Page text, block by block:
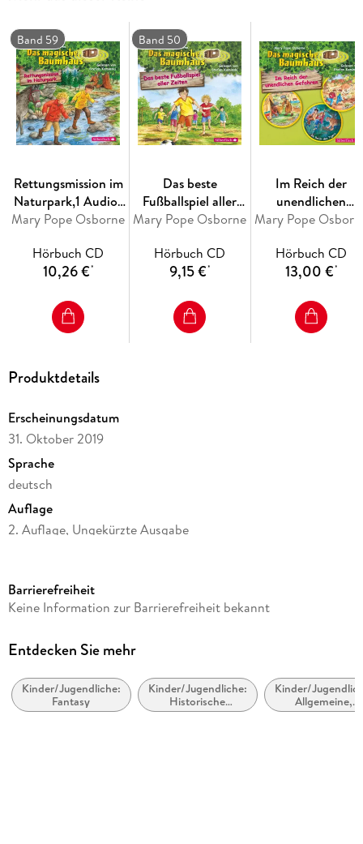
Band 59
Rettungsmission im
Naturpark,1 Audio-
CD
Mary Pope Osborne
Hörbuch CD
10,26 €*
Band 50
Das beste
Fußballspiel aller
Zeiten,1 Audio-CD
Mary Pope Osborne
Hörbuch CD
9,15 €*
Im Reich der
unendlichen
Gefahren (Das
)
Mary Pope
Hörbuch CD
13,00 €*
Produktdetails
Erscheinungsdatum
31. Oktober 2019
Sprache
deutsch
Auflage
2. Auflage, Ungekürzte Ausgabe
Laufzeit
Altersempfehlung
Reihe
Das magische Baumhaus / The Magic Tree House, 9
Barrierefreiheit
Keine Information zur Barrierefreiheit bekannt
Entdecken Sie mehr
Kinder/Jugendliche:
Fantasy
Kinder/Jugendliche:
Historische
Romane
Kinder/
Allgemeine,
moderne und